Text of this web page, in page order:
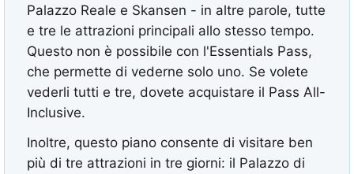
Palazzo Reale e Skansen - in altre parole, tutte
e tre le attrazioni principali allo stesso tempo.
Questo non è possibile con l'Essentials Pass,
che permette di vederne solo uno. Se volete
vederli tutti e tre, dovete acquistare il Pass All-
Inclusive.
Inoltre, questo piano consente di visitare ben
più di tre attrazioni in tre giorni: il Palazzo di